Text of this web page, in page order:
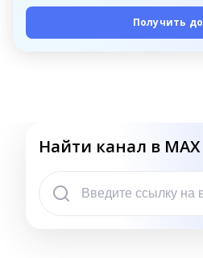
Получить
Найти канал в MAX